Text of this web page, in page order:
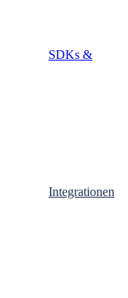
SDKs &
Integrationen